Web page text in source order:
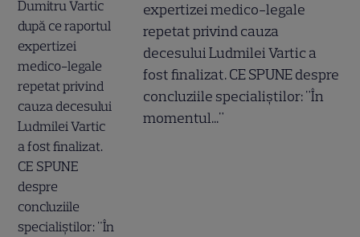
expertizei medico-legale
repetat privind cauza
decesului Ludmilei Vartic a
fost finalizat. CE SPUNE despre
concluziile specialiștilor: "În
momentul..."